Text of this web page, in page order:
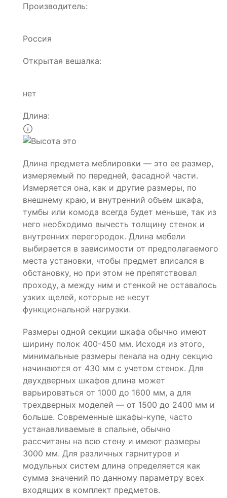
Производитель:
Россия
Открытая вешалка:
нет
Длина:
Длина предмета меблировки — это ее размер,
измеряемый по передней, фасадной части.
Измеряется она, как и другие размеры, по
внешнему краю, и внутренний объем шкафа,
тумбы или комода всегда будет меньше, так из
него необходимо вычесть толщину стенок и
внутренних перегородок. Длина мебели
выбирается в зависимости от предполагаемого
места установки, чтобы предмет вписался в
обстановку, но при этом не препятствовал
проходу, а между ним и стенкой не оставалось
узких щелей, которые не несут
функциональной нагрузки.
Размеры одной секции шкафа обычно имеют
ширину полок 400-450 мм. Исходя из этого,
минимальные размеры пенала на одну секцию
начинаются от 430 мм с учетом стенок. Для
двухдверных шкафов длина может
варьироваться от 1000 до 1600 мм, а для
трехдверных моделей — от 1500 до 2400 мм и
больше. Современные шкафы-купе, часто
устанавливаемые в спальне, обычно
рассчитаны на всю стену и имеют размеры
3000 мм. Для различных гарнитуров и
модульных систем длина определяется как
сумма значений по данному параметру всех
входящих в комплект предметов.